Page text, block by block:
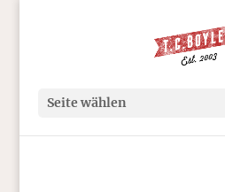
Seite wählen